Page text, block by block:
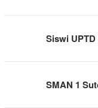
Siswi
SMAN 1